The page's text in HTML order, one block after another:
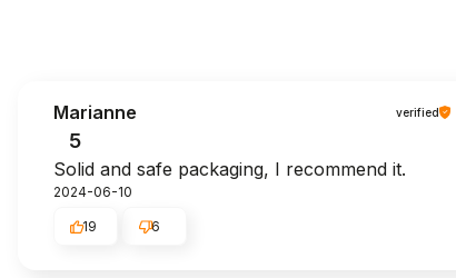
Marianne verified
5
Solid and safe packaging, I recommend it.
2024-06-10
19 6